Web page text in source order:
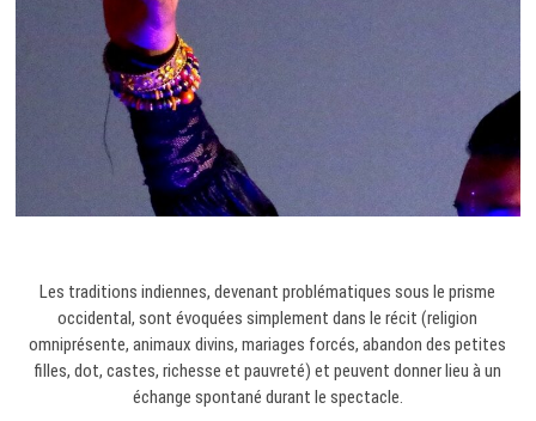
Les traditions indiennes, devenant problématiques sous le prisme
occidental, sont évoquées simplement dans le récit (religion
omniprésente, animaux divins, mariages forcés, abandon des petites
filles, dot, castes, richesse et pauvreté) et peuvent donner lieu à un
échange spontané durant le spectacle.